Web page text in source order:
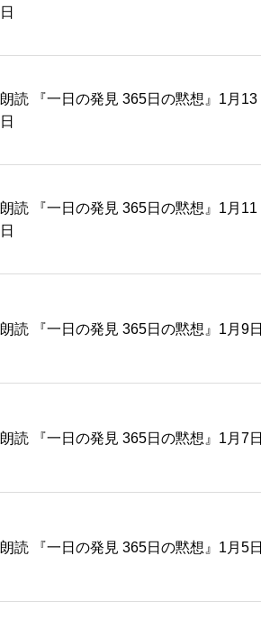
日
朗読 『一日の発見 365日の黙想』1月13
日
朗読 『一日の発見 365日の黙想』1月11
日
朗読 『一日の発見 365日の黙想』1月9日
朗読 『一日の発見 365日の黙想』1月7日
朗読 『一日の発見 365日の黙想』1月5日